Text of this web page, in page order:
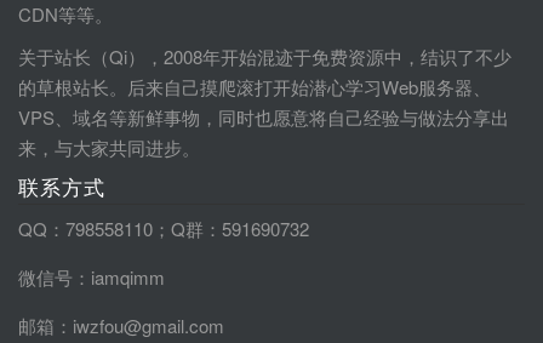
CDN等等。
关于站长（Qi），2008年开始混迹于免费资源中，结识了不少
的草根站长。后来自己摸爬滚打开始潜心学习Web服务器、
VPS、域名等新鲜事物，同时也愿意将自己经验与做法分享出
来，与大家共同进步。
联系方式
QQ：798558110；Q群：591690732
微信号：iamqimm
邮箱：iwzfou@gmail.com